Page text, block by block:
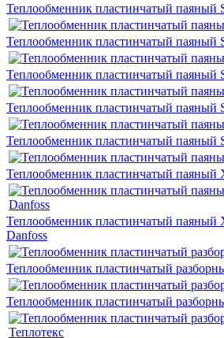
Теплообменник пластинчатый паяный
Теплообменник пластинчатый паяный
Теплообменник пластинчатый паяный
Теплообменник пластинчатый паяный
Теплообменник пластинчатый паяный
Теплообменник пластинчатый паяный
Теплообменник пластинчатый паяный
Danfoss
Теплообменник пластинчатый
Теплообменник пластинчатый